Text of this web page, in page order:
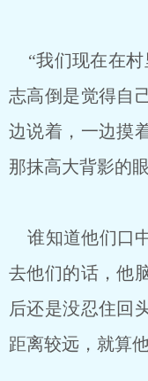
“我们现在在村
志高倒是觉得自
边说着，一边摸
那抹高大背影的
谁知道他们口
去他们的话，他
后还是没忍住回
距离较远，就算